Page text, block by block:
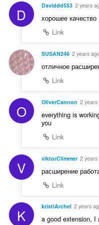
D Daviddd553 2 years
хорошее качество
Link
SUSAN246 2 years
отличное
Link
O OliverCannon 2 years
everything is
you
Link
V viktorClimmer 2 years
расширение
Link
K kristiArchel 2 years
a good extension, I